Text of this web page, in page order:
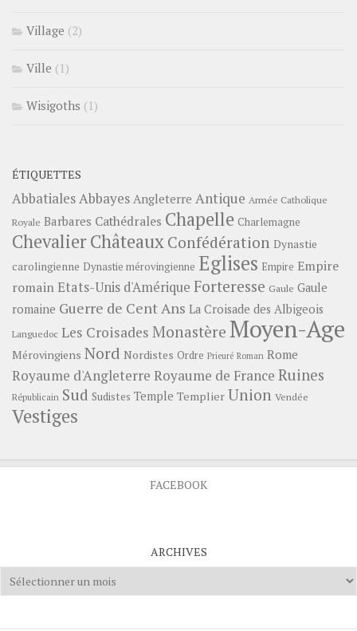
Village (2)
Ville (1)
Wisigoths (1)
ÉTIQUETTES
AbbatialesAbbayes Angleterre Antique Armée Catholique
Royale Barbares Cathédrales Chapelle Charlemagne
ChevalierChâteauxConfédération Dynastie
carolingienne Dynastie mérovingienne Eglises Empire Empire
romainEtats-Unis d'Amérique Forteresse Gaule Gaule
romaine Guerre de Cent Ans La Croisade des Albigeois
Languedoc Les Croisades Monastère Moyen-Age
Mérovingiens Nord Nordistes Ordre Prieuré Roman Rome
Royaume d'Angleterre Royaume de France Ruines
Républicain Sud Sudistes Temple Templier Union Vendée
Vestiges
FACEBOOK
ARCHIVES
Archives